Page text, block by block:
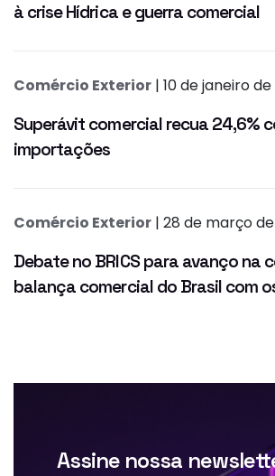
à crise Hídrica e guerra comercial
Comércio Exterior | 10 de janeiro
Superávit comercial recua 24,6%
importações
Comércio Exterior | 28 de março
Debate no BRICS para avanço na
balança comercial do Brasil com
Assine nossa